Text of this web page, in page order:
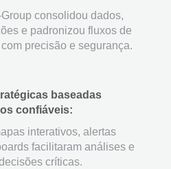
consolidou dados,
e padronizou fluxos de
precisão e segurança.
baseadas
confiáveis:
interativos, alertas
facilitaram análises e
críticas.